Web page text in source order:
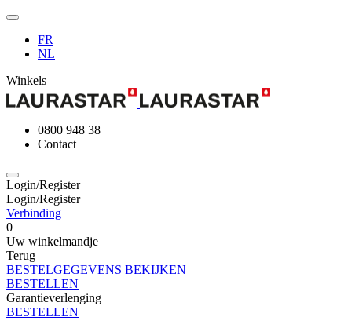
FR
NL
Winkels
0800 948 38
Contact
Login/Register
Login/Register
Verbinding
0
Uw winkelmandje
Terug
BESTELGEGEVENS BEKIJKEN
BESTELLEN
Garantieverlenging
BESTELLEN